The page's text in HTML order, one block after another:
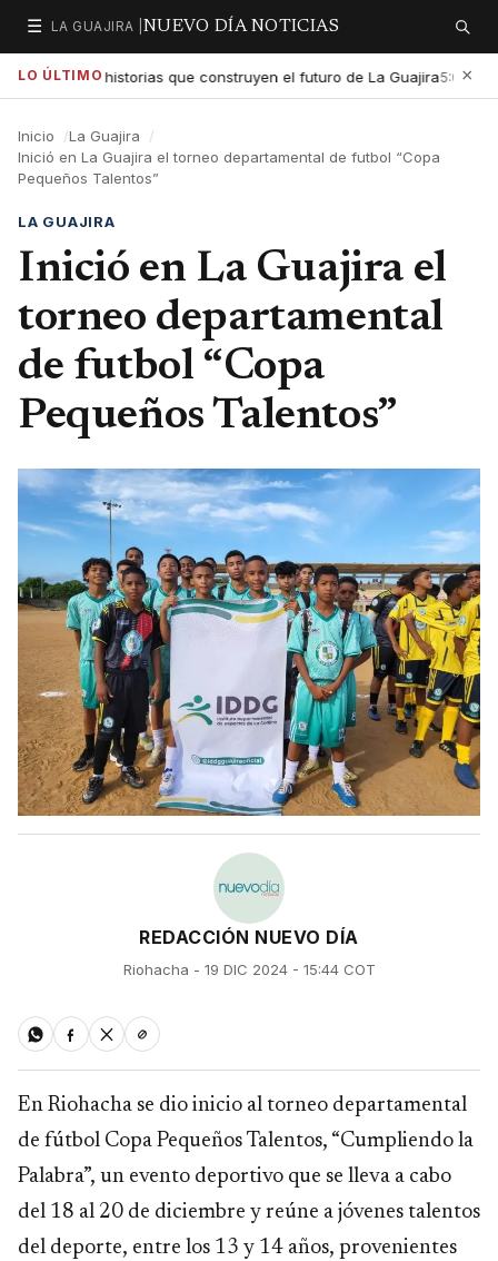
☰
Secciones
LA GUAJIRA | NUEVO DÍA NOTICIAS Buscar
LO ÚLTIMOlas historias que construyen el futuro de La Guajira5:01 PM
×
Inicio
La Guajira
Inició en La Guajira el torneo departamental de futbol “Copa
Pequeños Talentos”
LA GUAJIRA
Inició en La Guajira el
torneo departamental
de futbol “Copa
Pequeños Talentos”
REDACCIÓN NUEVO DÍA
Riohacha - 19 DIC 2024 - 15:44 COT
En Riohacha se dio inicio al torneo departamental
de fútbol Copa Pequeños Talentos, “Cumpliendo la
Palabra”, un evento deportivo que se lleva a cabo
del 18 al 20 de diciembre y reúne a jóvenes talentos
del deporte, entre los 13 y 14 años, provenientes